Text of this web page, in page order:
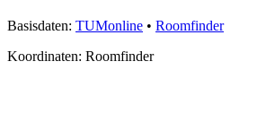
Basisdaten: TUMonline • Roomfinder
Koordinaten: Roomfinder